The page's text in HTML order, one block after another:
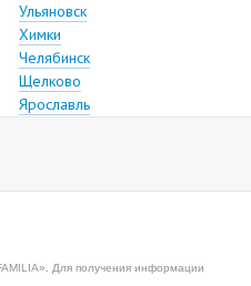
Ульяновск
Химки
Челябинск
Щелково
Ярославль
Для получения информации